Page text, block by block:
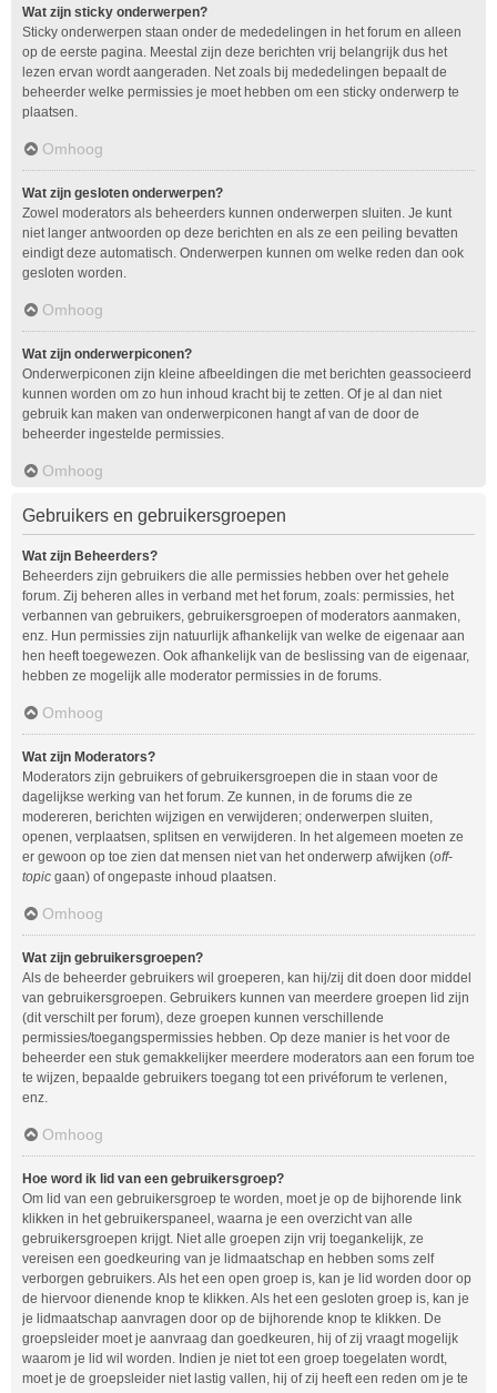
Wat zijn sticky onderwerpen?
Sticky onderwerpen staan onder de mededelingen in het forum en alleen
op de eerste pagina. Meestal zijn deze berichten vrij belangrijk dus het
lezen ervan wordt aangeraden. Net zoals bij mededelingen bepaalt de
beheerder welke permissies je moet hebben om een sticky onderwerp te
plaatsen.
Omhoog
Wat zijn gesloten onderwerpen?
Zowel moderators als beheerders kunnen onderwerpen sluiten. Je kunt
niet langer antwoorden op deze berichten en als ze een peiling bevatten
eindigt deze automatisch. Onderwerpen kunnen om welke reden dan ook
gesloten worden.
Omhoog
Wat zijn onderwerpiconen?
Onderwerpiconen zijn kleine afbeeldingen die met berichten geassocieerd
kunnen worden om zo hun inhoud kracht bij te zetten. Of je al dan niet
gebruik kan maken van onderwerpiconen hangt af van de door de
beheerder ingestelde permissies.
Omhoog
Gebruikers en gebruikersgroepen
Wat zijn Beheerders?
Beheerders zijn gebruikers die alle permissies hebben over het gehele
forum. Zij beheren alles in verband met het forum, zoals: permissies, het
verbannen van gebruikers, gebruikersgroepen of moderators aanmaken,
enz. Hun permissies zijn natuurlijk afhankelijk van welke de eigenaar aan
hen heeft toegewezen. Ook afhankelijk van de beslissing van de eigenaar,
hebben ze mogelijk alle moderator permissies in de forums.
Omhoog
Wat zijn Moderators?
Moderators zijn gebruikers of gebruikersgroepen die in staan voor de
dagelijkse werking van het forum. Ze kunnen, in de forums die ze
modereren, berichten wijzigen en verwijderen; onderwerpen sluiten,
openen, verplaatsen, splitsen en verwijderen. In het algemeen moeten ze
er gewoon op toe zien dat mensen niet van het onderwerp afwijken (off-
topic gaan) of ongepaste inhoud plaatsen.
Omhoog
Wat zijn gebruikersgroepen?
Als de beheerder gebruikers wil groeperen, kan hij/zij dit doen door middel
van gebruikersgroepen. Gebruikers kunnen van meerdere groepen lid zijn
(dit verschilt per forum), deze groepen kunnen verschillende
permissies/toegangspermissies hebben. Op deze manier is het voor de
beheerder een stuk gemakkelijker meerdere moderators aan een forum toe
te wijzen, bepaalde gebruikers toegang tot een privéforum te verlenen,
enz.
Omhoog
Hoe word ik lid van een gebruikersgroep?
Om lid van een gebruikersgroep te worden, moet je op de bijhorende link
klikken in het gebruikerspaneel, waarna je een overzicht van alle
gebruikersgroepen krijgt. Niet alle groepen zijn vrij toegankelijk, ze
vereisen een goedkeuring van je lidmaatschap en hebben soms zelf
verborgen gebruikers. Als het een open groep is, kan je lid worden door op
de hiervoor dienende knop te klikken. Als het een gesloten groep is, kan je
je lidmaatschap aanvragen door op de bijhorende knop te klikken. De
groepsleider moet je aanvraag dan goedkeuren, hij of zij vraagt mogelijk
waarom je lid wil worden. Indien je niet tot een groep toegelaten wordt,
moet je de groepsleider niet lastig vallen, hij of zij heeft een reden om je te